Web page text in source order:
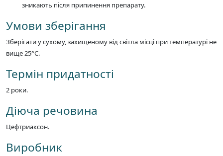
зникають після припинення препарату.
Умови зберігання
Зберігати у сухому, захищеному від світла місці при температурі не
вище 25°C.
Термін придатності
2 роки.
Діюча речовина
Цефтриаксон.
Виробник